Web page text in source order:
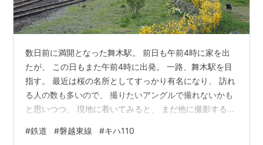
数日前に満開となった舞木駅。 前日も午前4時に家を出
たが、 この日もまた午前4時に出発。 一路、舞木駅を目
指す。 最近は桜の名所としてすっかり有名になり、 訪れ
る人の数も多いので、 撮りたいアングルで撮れないかも
と思いつつ、 現地に着いてみると、 まだ他に撮影する人
っぱいに桜並木を入れて。 2026年4月12日 磐越東線 舞
#鉄道 #磐越東線 #キハ110